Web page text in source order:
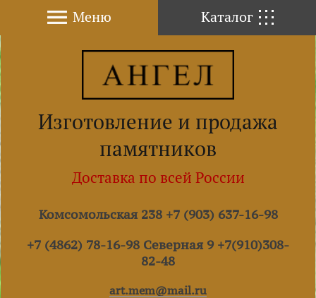
Меню
Изготовление и продажа
памятников
Доставка по всей России
Комсомольская 238 +7 (903) 637-16-98
+7 (4862) 78-16-98 Северная 9 +7(910)308-
82-48
art.mem@mail.ru
Каталог